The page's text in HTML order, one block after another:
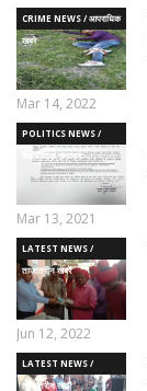
CRIME NEWS / आपराधिक
ख़बरे
Mar 14, 2022
POLITICS NEWS /
राजनीतिक समाचार
Mar 13, 2021
LATEST NEWS /
ताज़ातरीन खबरें
Jun 12, 2022
LATEST NEWS /
ताज़ातरीन खबरें